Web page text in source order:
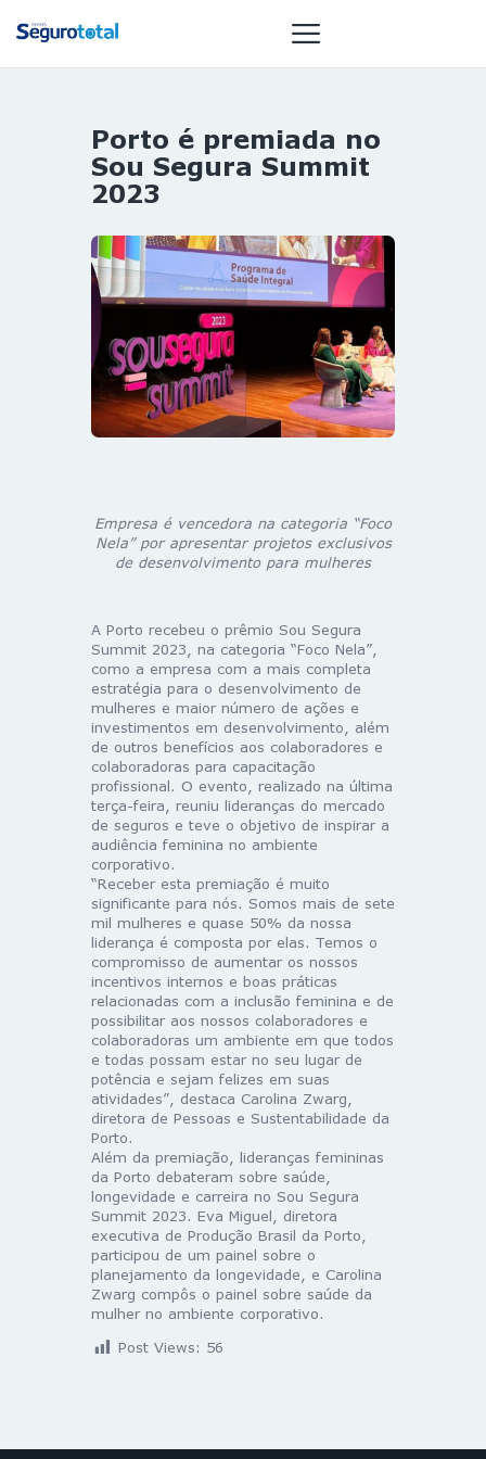
NOTÍCIAS
REVISTA
GAIVOTA DE
OURO
ST SUMMIT
MULHERES
GESTORAS
HOMEST
HOME
Porto é premiada no
Sou Segura Summit
2023
Empresa é vencedora na categoria “Foco
Nela” por apresentar projetos exclusivos
de desenvolvimento para mulheres
A Porto recebeu o prêmio Sou Segura
Summit 2023, na categoria “Foco Nela”,
como a empresa com a mais completa
estratégia para o desenvolvimento de
mulheres e maior número de ações e
investimentos em desenvolvimento, além
de outros benefícios aos colaboradores e
colaboradoras para capacitação
profissional. O evento, realizado na última
terça-feira, reuniu lideranças do mercado
de seguros e teve o objetivo de inspirar a
audiência feminina no ambiente
corporativo.
“Receber esta premiação é muito
significante para nós. Somos mais de sete
mil mulheres e quase 50% da nossa
liderança é composta por elas. Temos o
compromisso de aumentar os nossos
incentivos internos e boas práticas
relacionadas com a inclusão feminina e de
possibilitar aos nossos colaboradores e
colaboradoras um ambiente em que todos
e todas possam estar no seu lugar de
potência e sejam felizes em suas
atividades”, destaca Carolina Zwarg,
diretora de Pessoas e Sustentabilidade da
Porto.
Além da premiação, lideranças femininas
da Porto debateram sobre saúde,
longevidade e carreira no Sou Segura
Summit 2023. Eva Miguel, diretora
executiva de Produção Brasil da Porto,
participou de um painel sobre o
planejamento da longevidade, e Carolina
Zwarg compôs o painel sobre saúde da
mulher no ambiente corporativo.
Post Views: 56